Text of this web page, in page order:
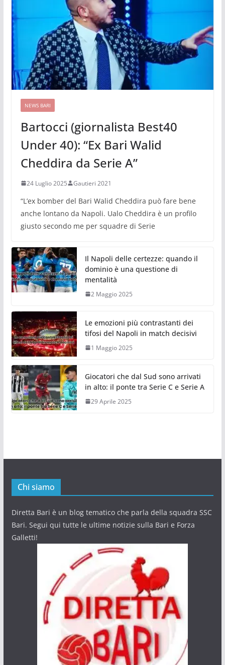
NEWS BARI
Bartocci (giornalista Best40
Under 40): “Ex Bari Walid
Cheddira da Serie A”
24 Luglio 2025 Gautieri 2021
“L’ex bomber del Bari Walid Cheddira può fare bene
anche lontano da Napoli. Ualo Cheddira è un profilo
giusto secondo me per squadre di Serie
Il Napoli delle certezze: quando il
dominio è una questione di
mentalità
2 Maggio 2025
Le emozioni più contrastanti dei
tifosi del Napoli in match decisivi
1 Maggio 2025
Giocatori che dal Sud sono arrivati
in alto: il ponte tra Serie C e Serie A
29 Aprile 2025
Chi siamo
Diretta Bari è un blog tematico che parla della squadra SSC
Bari. Segui qui tutte le ultime notizie sulla Bari e Forza
Galletti!